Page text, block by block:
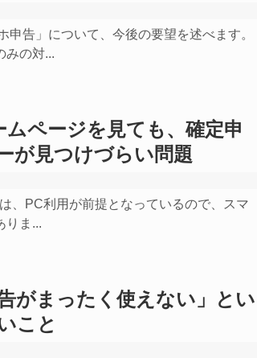
申告」について、今後の要望を述べます。
みの対...
ページを見ても、確定申
が見つけづらい問題
、PC利用が前提となっているので、スマ
りま...
がまったく使えない」とい
こと